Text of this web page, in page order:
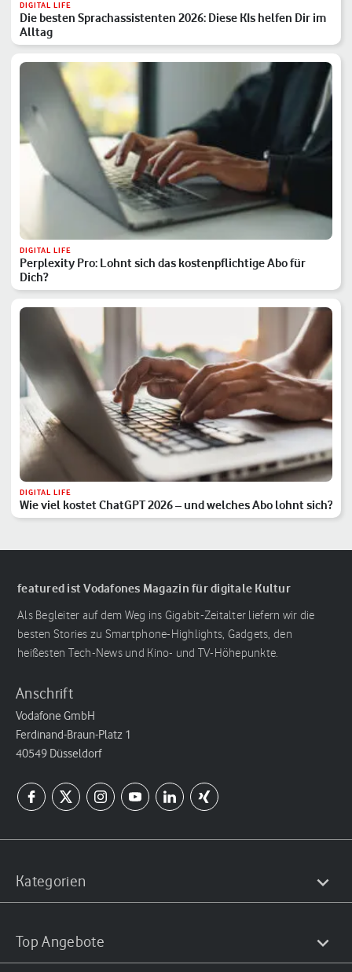
DIGITAL LIFE
Die besten Sprachassistenten 2026: Diese KIs helfen Dir im
Alltag
DIGITAL LIFE
Perplexity Pro: Lohnt sich das kostenpflichtige Abo für
Dich?
DIGITAL LIFE
Wie viel kostet ChatGPT 2026 – und welches Abo lohnt sich?
featured ist Vodafones Magazin für digitale Kultur
Als Begleiter auf dem Weg ins Gigabit-Zeitalter liefern wir die
besten Stories zu Smartphone-Highlights, Gadgets, den
heißesten Tech-News und Kino- und TV-Höhepunkte.
Anschrift
Vodafone GmbH
Ferdinand-Braun-Platz 1
40549 Düsseldorf
Kategorien
Top Angebote